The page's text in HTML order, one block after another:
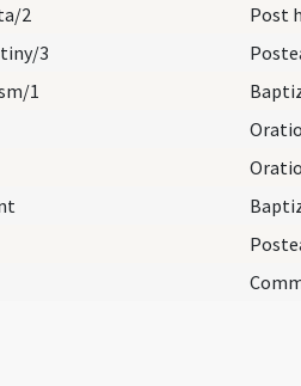
2
3
1